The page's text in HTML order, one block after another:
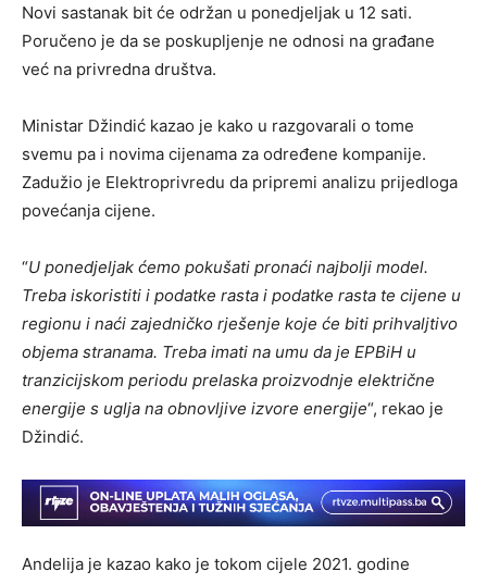
Novi sastanak bit će održan u ponedjeljak u 12 sati.
Poručeno je da se poskupljenje ne odnosi na građane
već na privredna društva.
Ministar Džindić kazao je kako u razgovarali o tome
svemu pa i novima cijenama za određene kompanije.
Zadužio je Elektroprivredu da pripremi analizu prijedloga
povećanja cijene.
“U ponedjeljak ćemo pokušati pronaći najbolji model.
Treba iskoristiti i podatke rasta i podatke rasta te cijene u
regionu i naći zajedničko rješenje koje će biti prihvaljtivo
objema stranama. Treba imati na umu da je EPBiH u
tranzicijskom periodu prelaska proizvodnje električne
energije s uglja na obnovljive izvore energije“, rekao je
Džindić.
Andelija je kazao kako je tokom cijele 2021. godine